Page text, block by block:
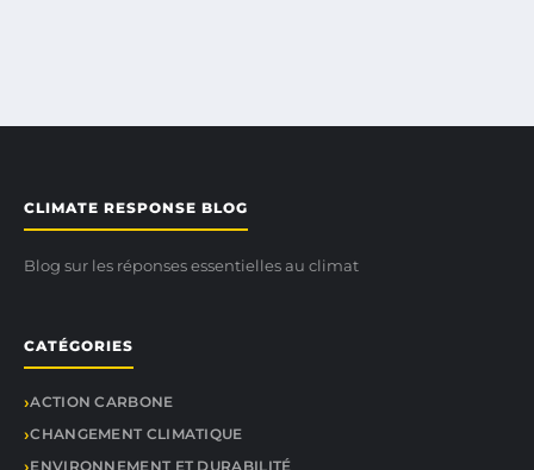
CLIMATE RESPONSE BLOG
Blog sur les réponses essentielles au climat
CATÉGORIES
ACTION CARBONE
CHANGEMENT CLIMATIQUE
ENVIRONNEMENT ET DURABILITÉ